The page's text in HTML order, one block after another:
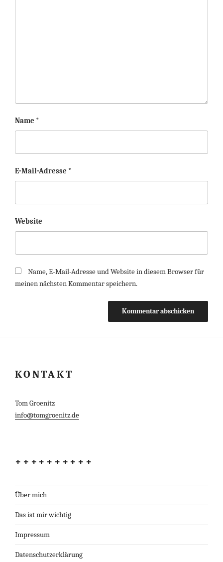
Name *
E-Mail-Adresse *
Website
Name, E-Mail-Adresse und Website in diesem Browser für
meinen nächsten Kommentar speichern.
KONTAKT
Tom Groenitz
info@tomgroenitz.de
++++++++++
Über mich
Das ist mir wichtig
Impressum
Datenschutzerklärung